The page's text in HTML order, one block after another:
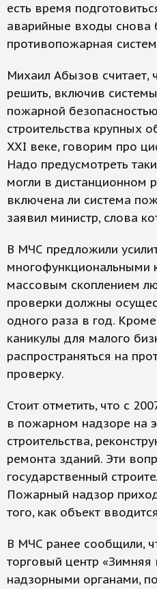
есть время
аварийные входы снова
противопожарная
Михаил Абызов считает,
решить, включив
пожарной
строительства крупных
XXI веке, говорим про
Надо предусмотреть
могли в дистанционном
включена ли система
заявил министр, слова
В МЧС предложили
многофункциональными
массовым скоплением
проверки должны
одного раза в год.
каникулы для малого
распространяться на
проверку.
Стоит отметить, что с
в пожарном надзоре на
строительства,
ремонта зданий. Эти
государственный
Пожарный надзор
того, как объект
В МЧС ранее сообщили,
торговый центр
надзорными органами,